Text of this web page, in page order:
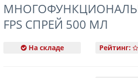
FPS СПРЕЙ 500 МЛ
На складе Рейтинг: